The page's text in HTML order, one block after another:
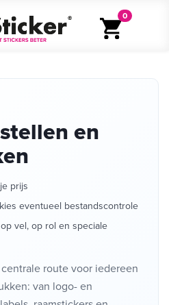
0
en
prijs
eventueel bestandscontrole
vel, op rol en speciale
route voor iedereen
van logo- en